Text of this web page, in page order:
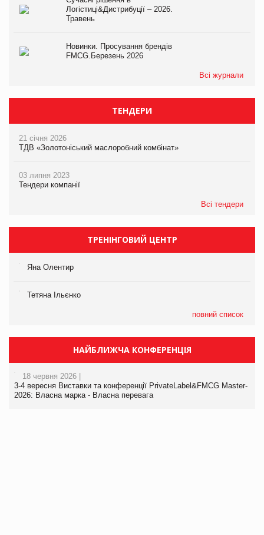
Логістиці&Дистрибуції – 2026.
Травень
Новинки. Просування брендів
FMCG.Березень 2026
Всі журнали
ТЕНДЕРИ
21 січня 2026
ТДВ «Золотоніський маслоробний комбінат»
03 липня 2023
Тендери компанії
Всі тендери
ТРЕНІНГОВИЙ ЦЕНТР
Яна Олентир
Тетяна Ільєнко
повний список
НАЙБЛИЖЧА КОНФЕРЕНЦІЯ
18 червня 2026 |
3-4 вересня Виставки та конференції PrivateLabel&FMCG Master-
2026: Власна марка - Власна перевага